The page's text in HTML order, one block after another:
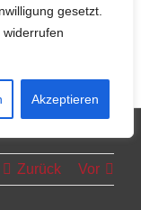
gesetzt.
widerrufen
Akzeptieren
Zurück Vor